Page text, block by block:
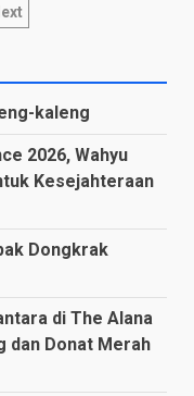
kaleng
2026, Wahyu
Kesejahteraan
Dongkrak
di The Alana
dan Donat Merah